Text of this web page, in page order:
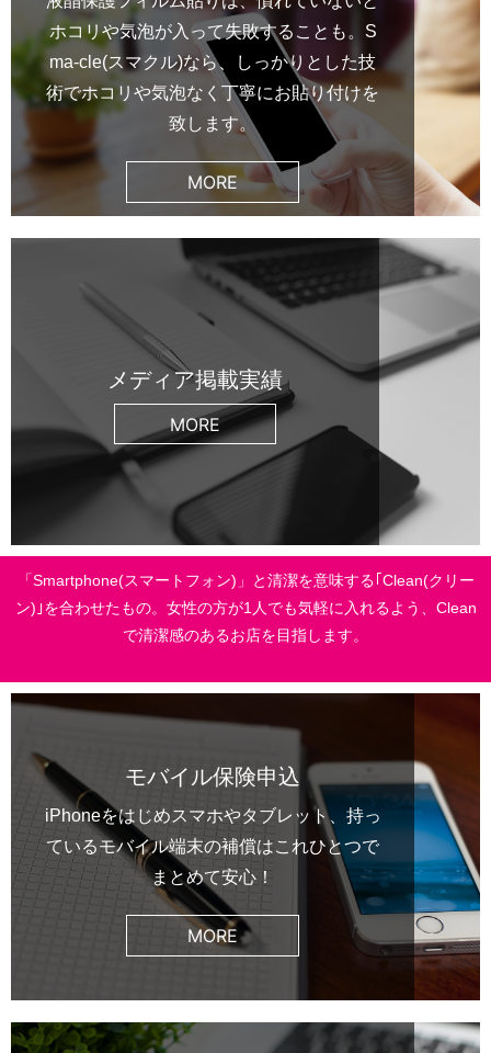
ホコリや気泡が入って失敗することも。S
ma-cle(スマクル)なら、しっかりとした技
術でホコリや気泡なく丁寧にお貼り付けを
致します。
MORE
メディア掲載実績
MORE
「Smartphone(スマートフォン)」と清潔を意味する｢Clean(クリー
ン)｣を合わせたもの。女性の方が1人でも気軽に入れるよう、Clean
で清潔感のあるお店を目指します。
モバイル保険申込
iPhoneをはじめスマホやタブレット、持っ
ているモバイル端末の補償はこれひとつで
まとめて安心！
MORE